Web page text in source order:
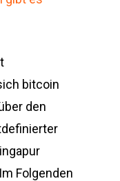
bitcoin
den
Folgenden